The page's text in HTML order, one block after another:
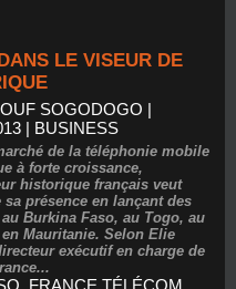
LE VISEUR DE
SOGODOGO |
| BUSINESS
de la téléphonie mobile
à forte croissance,
historique français veut
sa présence en lançant des
Burkina Faso, au Togo, au
Mauritanie. Selon Elie
exécutif en charge de
FRANCE TÉLÉCOM